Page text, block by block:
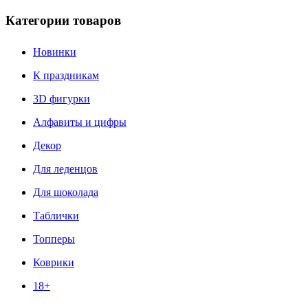
Категории товаров
Новинки
К праздникам
3D фигурки
Алфавиты и цифры
Декор
Для леденцов
Для шоколада
Таблички
Топперы
Коврики
18+